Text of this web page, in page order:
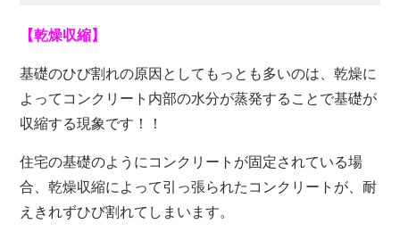
【乾燥収縮】
基礎のひび割れの原因としてもっとも多いのは、乾燥に
よってコンクリート内部の水分が蒸発することで基礎が
収縮する現象です！！
住宅の基礎のようにコンクリートが固定されている場
合、乾燥収縮によって引っ張られたコンクリートが、耐
えきれずひび割れてしまいます。